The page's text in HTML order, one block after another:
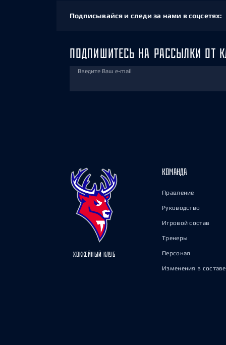
Подписывайся и следи за нами в соцсетях:
ПОДПИШИТЕСЬ НА РАССЫЛКИ ОТ
Введите Ваш e-mail
ХОККЕЙНЫЙ КЛУБ
КОМАНДА
Правление
Руководство
Игровой состав
Тренеры
Персонал
Изменения в составе